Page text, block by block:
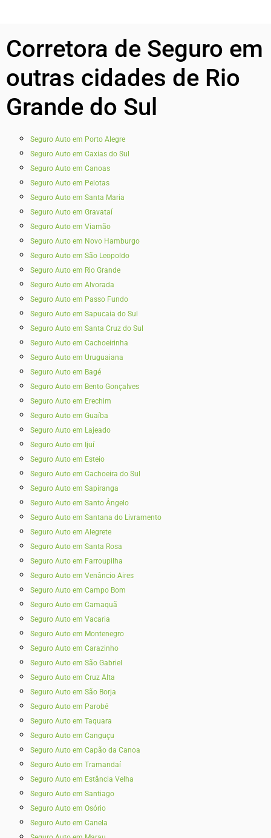
Corretora de Seguro em
outras cidades de Rio
Grande do Sul
Seguro Auto em Porto Alegre
Seguro Auto em Caxias do Sul
Seguro Auto em Canoas
Seguro Auto em Pelotas
Seguro Auto em Santa Maria
Seguro Auto em Gravataí
Seguro Auto em Viamão
Seguro Auto em Novo Hamburgo
Seguro Auto em São Leopoldo
Seguro Auto em Rio Grande
Seguro Auto em Alvorada
Seguro Auto em Passo Fundo
Seguro Auto em Sapucaia do Sul
Seguro Auto em Santa Cruz do Sul
Seguro Auto em Cachoeirinha
Seguro Auto em Uruguaiana
Seguro Auto em Bagé
Seguro Auto em Bento Gonçalves
Seguro Auto em Erechim
Seguro Auto em Guaíba
Seguro Auto em Lajeado
Seguro Auto em Ijuí
Seguro Auto em Esteio
Seguro Auto em Cachoeira do Sul
Seguro Auto em Sapiranga
Seguro Auto em Santo Ângelo
Seguro Auto em Santana do Livramento
Seguro Auto em Alegrete
Seguro Auto em Santa Rosa
Seguro Auto em Farroupilha
Seguro Auto em Venâncio Aires
Seguro Auto em Campo Bom
Seguro Auto em Camaquã
Seguro Auto em Vacaria
Seguro Auto em Montenegro
Seguro Auto em Carazinho
Seguro Auto em São Gabriel
Seguro Auto em Cruz Alta
Seguro Auto em São Borja
Seguro Auto em Parobé
Seguro Auto em Taquara
Seguro Auto em Canguçu
Seguro Auto em Capão da Canoa
Seguro Auto em Tramandaí
Seguro Auto em Estância Velha
Seguro Auto em Santiago
Seguro Auto em Osório
Seguro Auto em Canela